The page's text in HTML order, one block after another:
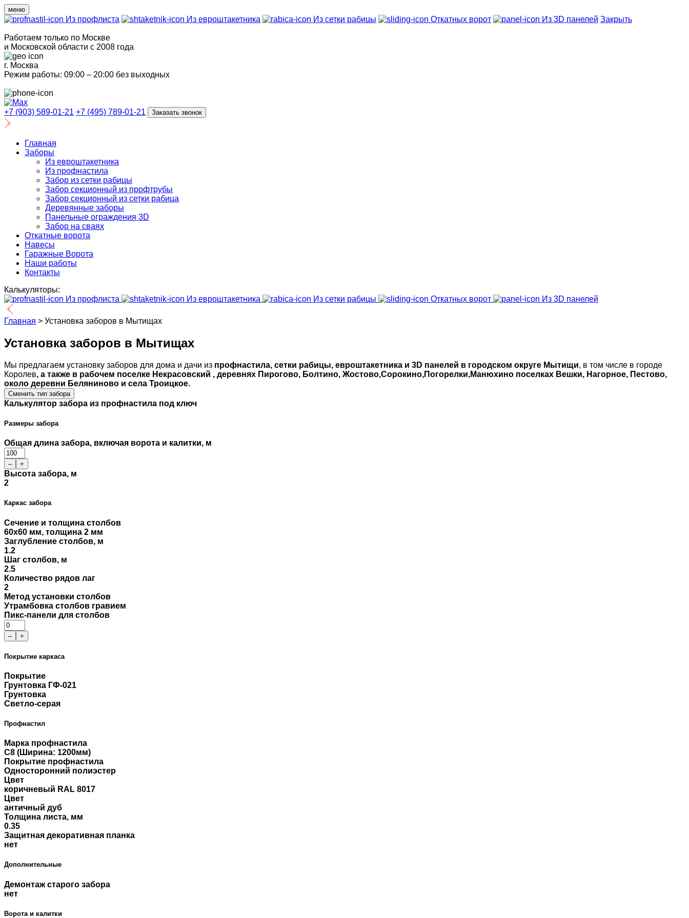
меню
Из профлиста Из евроштакетника Из сетки рабицы Откатных ворот Из 3D панелей Закрыть
Работаем только по Москве
и Московской области с 2008 года
г. Москва
Режим работы: 09:00 – 20:00 без выходных
+7 (903) 589-01-21 +7 (495) 789-01-21 Заказать звонок
Главная
Заборы
Из евроштакетника
Из профнастила
Забор из сетки рабицы
Забор секционный из профтрубы
Забор секционный из сетки рабица
Деревянные заборы
Панельные ограждения 3D
Забор на сваях
Откатные ворота
Навесы
Гаражные Ворота
Наши работы
Контакты
Калькуляторы:
Из профлиста
Из евроштакетника Из сетки рабицы Откатных ворот Из 3D панелей
Главная > Установка заборов в Мытищах
Установка заборов в Мытищах
Мы предлагаем установку заборов для дома и дачи из профнастила, сетки рабицы, евроштакетника и 3D панелей в городском округе Мытищи, в том числе в городе
Королев, а также в рабочем поселке Некрасовский , деревнях Пирогово, Болтино, Жостово,Сорокино,Погорелки,Манюхино поселках Вешки, Нагорное, Пестово,
около деревни Беляниново и села Троицкое.
Сменить тип забора
Калькулятор забора из профнастила под ключ
Размеры забора
Общая длина забора, включая ворота и калитки, м
– +
Высота забора, м
2
Каркас забора
Сечение и толщина столбов
60x60 мм, толщина 2 мм
Заглубление столбов, м
1.2
Шаг столбов, м
2.5
Количество рядов лаг
2
Метод установки столбов
Утрамбовка столбов гравием
Пикс-панели для столбов
– +
Покрытие каркаса
Покрытие
Грунтовка ГФ-021
Грунтовка
Светло-серая
Профнастил
Марка профнастила
С8 (Ширина: 1200мм)
Покрытие профнастила
Односторонний полиэстер
Цвет
коричневый RAL 8017
Цвет
античный дуб
Толщина листа, мм
0.35
Защитная декоративная планка
нет
Дополнительные
Демонтаж старого забора
нет
Ворота и калитки